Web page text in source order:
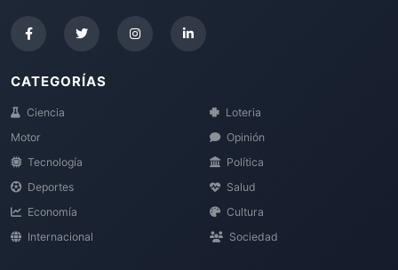
CATEGORÍAS
Ciencia
Motor
Tecnología
Deportes
Economía
Internacional
Loteria
Opinión
Política
Salud
Cultura
Sociedad